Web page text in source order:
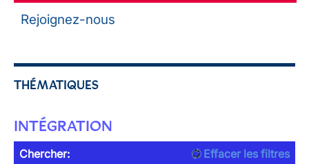
Rejoignez-nous
THÉMATIQUES
INTÉGRATION
Chercher:
Effacer les filtres